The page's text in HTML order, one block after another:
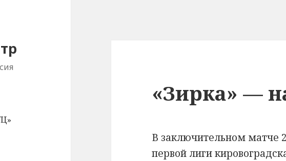
«Зирка» —
В заключительном матче
первой лиги